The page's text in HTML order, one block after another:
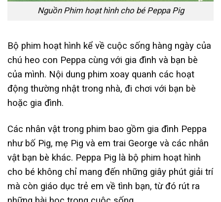
Nguồn Phim hoạt hình cho bé Peppa Pig
Bộ phim hoạt hình kể về cuộc sống hàng ngày của
chú heo con Peppa cùng với gia đình và bạn bè
của mình. Nội dung phim xoay quanh các hoạt
động thường nhật trong nhà, đi chơi với bạn bè
hoặc gia đình.
Các nhân vật trong phim bao gồm gia đình Peppa
như bố Pig, mẹ Pig và em trai George và các nhân
vật bạn bè khác. Peppa Pig là bộ phim hoạt hình
cho bé không chỉ mang đến những giây phút giải trí
mà còn giáo dục trẻ em về tình bạn, từ đó rút ra